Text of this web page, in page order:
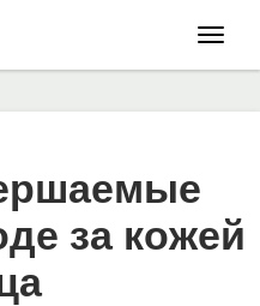
за кожей